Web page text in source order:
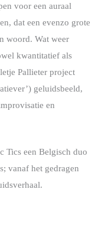
voor een auraal
dat een evenzo grote
woord. Wat weer
kwantitatief als
Pallieter project
geluidsbeeld,
en
Tics een Belgisch duo
vanaf het gedragen